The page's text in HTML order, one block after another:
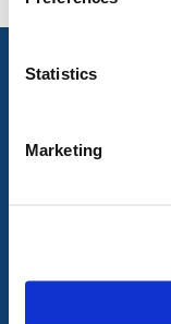
Statistics
Marketing
Afzettingen
Grondwerken